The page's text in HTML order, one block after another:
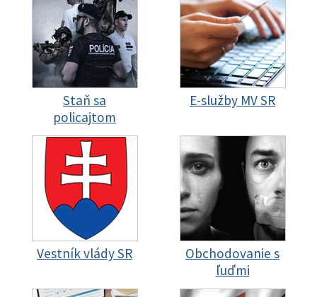
Staň sa
policajtom
E-služby MV SR
Vestník vlády SR
Obchodovanie s
ľuďmi